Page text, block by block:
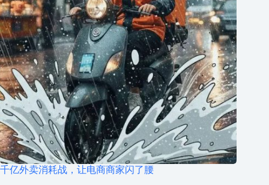
千亿外卖消耗战，让电商商家闪了腰